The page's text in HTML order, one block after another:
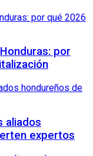
por
aliados
expertos